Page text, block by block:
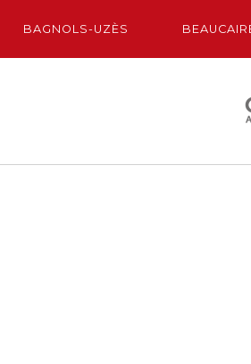
BAGNOLS-UZÈS